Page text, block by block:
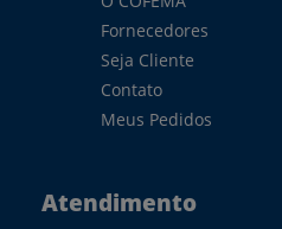
Fornecedores
Seja Cliente
Contato
Meus Pedidos
Atendimento